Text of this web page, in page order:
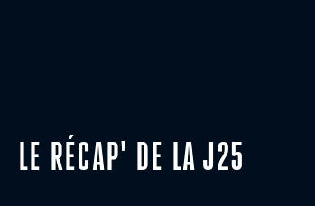
LE RÉCAP' DE LA J25